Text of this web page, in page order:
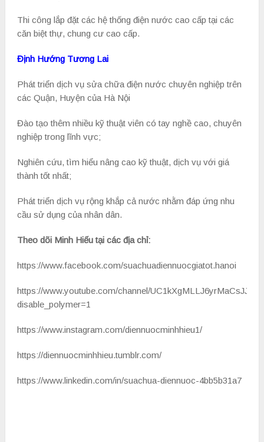
Thi công lắp đặt các hệ thống điện nước cao cấp tại các
căn biệt thự, chung cư cao cấp.
Định Hướng Tương Lai
Phát triển dịch vụ sửa chữa điện nước chuyên nghiệp trên
các Quận, Huyện của Hà Nội
Đào tạo thêm nhiều kỹ thuật viên có tay nghề cao, chuyên
nghiệp trong lĩnh vực;
Nghiên cứu, tìm hiểu nâng cao kỹ thuật, dịch vụ với giá
thành tốt nhất;
Phát triển dịch vụ rộng khắp cả nước nhằm đáp ứng nhu
cầu sử dụng của nhân dân.
Theo dõi Minh Hiếu tại các địa chỉ:
https://www.facebook.com/suachuadiennuocgiatot.hanoi
https://www.youtube.com/channel/
disable_polymer=1
https://www.instagram.com/diennuocminhhieu1/
https://diennuocminhhieu.tumblr.com/
https://www.linkedin.com/in/suachua-diennuoc-4bb5b31a7